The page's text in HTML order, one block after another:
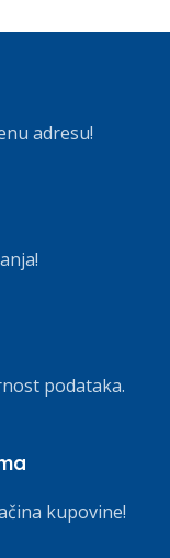
adresu!
podataka.
kupovine!